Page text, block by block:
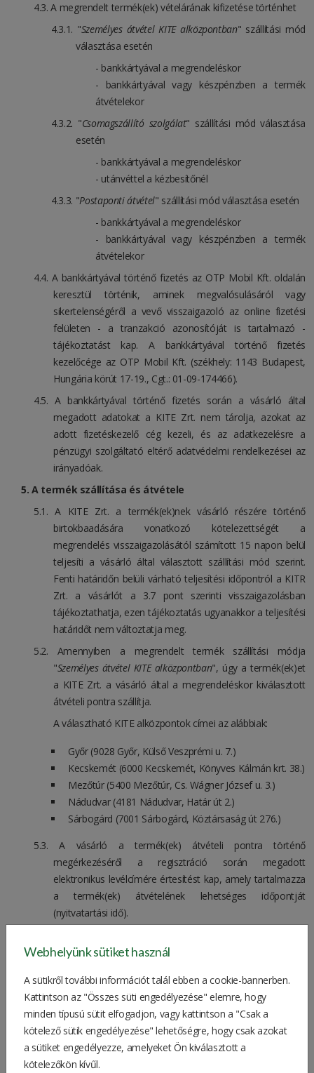
A megrendelt termék(ek) vételárának kifizetése történhet
"Személyes átvétel KITE alközpontban" szállítási mód
választása esetén
- bankkártyával a megrendeléskor
- bankkártyával vagy készpénzben a termék
átvételekor
"Csomagszállító szolgálat" szállítási mód választása
esetén
- bankkártyával a megrendeléskor
- utánvéttel a kézbesítőnél
"Postaponti átvétel" szállítási mód választása esetén
- bankkártyával a megrendeléskor
- bankkártyával vagy készpénzben a termék
átvételekor
A bankkártyával történő fizetés az OTP Mobil Kft. oldalán
keresztül történik, aminek megvalósulásáról vagy
sikertelenségéről a vevő visszaigazoló az online fizetési
felületen - a tranzakció azonosítóját is tartalmazó -
tájékoztatást kap. A bankkártyával történő fizetés
kezelőcége az OTP Mobil Kft. (székhely: 1143 Budapest,
Hungária körút 17-19., Cgt.: 01-09-174466).
A bankkártyával történő fizetés során a vásárló által
megadott adatokat a KITE Zrt. nem tárolja, azokat az
adott fizetéskezelő cég kezeli, és az adatkezelésre a
pénzügyi szolgáltató eltérő adatvédelmi rendelkezései az
irányadóak.
A termék szállítása és átvétele
A KITE Zrt. a termék(ek)nek vásárló részére történő
birtokbaadására vonatkozó kötelezettségét a
megrendelés visszaigazolásától számított 15 napon belül
teljesíti a vásárló által választott szállítási mód szerint.
Fenti határidőn belüli várható teljesítési időpontról a KITR
Zrt. a vásárlót a 3.7 pont szerinti visszaigazolásban
tájékoztathatja, ezen tájékoztatás ugyanakkor a teljesítési
határidőt nem változtatja meg.
Amennyiben a megrendelt termék szállítási módja
"Személyes átvétel KITE alközpontban", úgy a termék(ek)et
a KITE Zrt. a vásárló által a megrendeléskor kiválasztott
átvételi pontra szállítja.
A választható KITE alközpontok címei az alábbiak:
Győr (9028 Győr, Külső Veszprémi u. 7.)
Kecskemét (6000 Kecskemét, Könyves Kálmán krt. 38.)
Mezőtúr (5400 Mezőtúr, Cs. Wágner József u. 3.)
Nádudvar (4181 Nádudvar, Határ út 2.)
Sárbogárd (7001 Sárbogárd, Köztársaság út 276.)
A vásárló a termék(ek) átvételi pontra történő
megérkezéséről a regisztráció során megadott
elektronikus levélcímére értesítést kap, amely tartalmazza
a termék(ek) átvételének lehetséges időpontját
(nyitvatartási idő).
számított 5 munkanapon belül köteles átvenni, az
köteles az átvételi ponton bemutatni. A KITE Zrt. nem felel
azon károkért, amely abból ered, hogy a vásárló az
értesítést követően a terméket nem vette át vagy
késedelmesen vette át. Amennyiben a vásárló nem veszi
át a termék(ek)et az átvételi értesítő megküldésétől
számított 5 munkanapon belül, a KITE Zrt. jogosult a
Webhelyünk sütiket használ
A sütikről további információt talál ebben a cookie-bannerben.
Kattintson az "Összes süti engedélyezése" elemre, hogy
minden típusú sütit elfogadjon, vagy kattintson a "Csak a
kötelező sütik engedélyezése" lehetőségre, hogy csak azokat
a sütiket engedélyezze, amelyeket Ön kiválasztott a
kötelezőkön kívűl.